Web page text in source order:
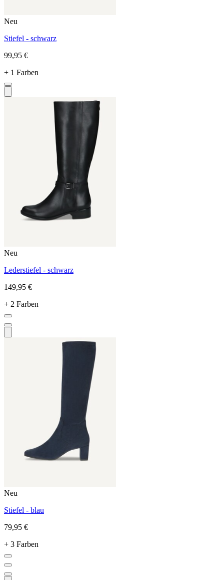
Neu
Stiefel - schwarz
99,95 €
+ 1 Farben
Neu
Lederstiefel - schwarz
149,95 €
+ 2 Farben
Neu
Stiefel - blau
79,95 €
+ 3 Farben